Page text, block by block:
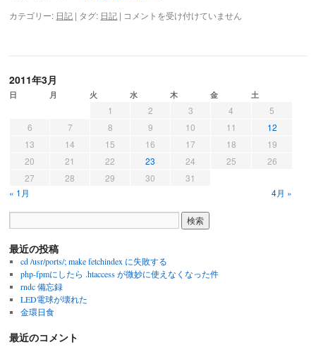
カテゴリー: 日記 | タグ: 日記 | 大
コメントを受け付けていません
2011年3月
日 月 火 水 木 金 土
1 2 3 4
5
6
7 8 9 10 11
12
13
14 15 16 17 18
19
20
21 22 23 24 25
26
27
28 29 30
31
« 1月
4月 »
最近の投稿
cd /usr/ports/; make fetchindex に失敗する
php-fpmにしたら .htaccess が微妙に使えなくなった件
rndc 備忘録
LED電球が壊れた
金環日食
最近のコメント